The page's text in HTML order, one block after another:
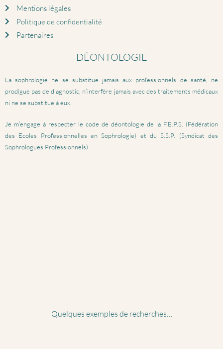
Mentions légales
Politique de confidentialité
Partenaires
DÉONTOLOGIE
La sophrologie ne se substitue jamais aux professionnels de santé, ne
prodigue pas de diagnostic, n’interfère jamais avec des traitements médicaux
ni ne se substitue à eux.
Je m’engage à respecter le code de déontologie de la F.E.P.S. (Fédération
des Ecoles Professionnelles en Sophrologie) et du S.S.P. (Syndicat des
Sophrologues Professionnels)
Quelques exemples de recherches…